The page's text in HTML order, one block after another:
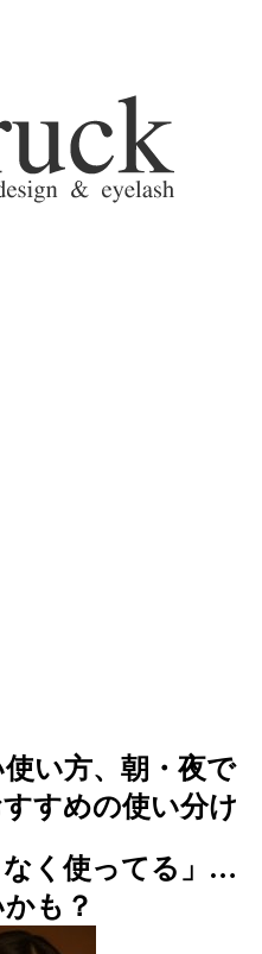
い方、朝・夜で
すめの使い分け
なく使ってる」…
も？